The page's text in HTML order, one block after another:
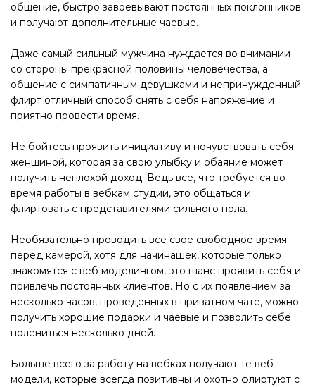
общение, быстро завоевывают постоянных поклонников
и получают дополнительные чаевые.
Даже самый сильный мужчина нуждается во внимании
со стороны прекрасной половины человечества, а
общение с симпатичным девушками и непринужденный
флирт отличный способ снять с себя напряжение и
приятно провести время.
Не бойтесь проявить инициативу и почувствовать себя
женщиной, которая за свою улыбку и обаяние может
получить неплохой доход. Ведь все, что требуется во
время работы в вебкам студии, это общаться и
флиртовать с представителями сильного пола.
Необязательно проводить все свое свободное время
перед камерой, хотя для начинашек, которые только
знакомятся с веб моделингом, это шанс проявить себя и
привлечь постоянных клиентов. Но с их появлением за
несколько часов, проведенных в приватном чате, можно
получить хорошие подарки и чаевые и позволить себе
полениться несколько дней.
Больше всего за работу на вебках получают те веб
модели, которые всегда позитивны и охотно флиртуют с